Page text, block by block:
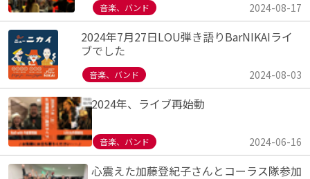
音楽、バンド 2024-08-17
2024年7月27日LOU弾き語りBarNIKAIライ
ブでした
音楽、バンド 2024-08-03
2024年、ライブ再始動
音楽、バンド 2024-06-16
心震えた加藤登紀子さんとコーラス隊参加